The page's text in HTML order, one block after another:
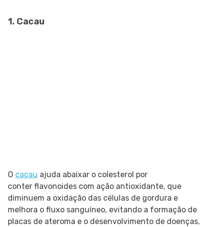
1. Cacau
O cacau ajuda abaixar o colesterol por
conter flavonoides com ação antioxidante, que
diminuem a oxidação das células de gordura e
melhora o fluxo sanguíneo, evitando a formação de
placas de ateroma e o desenvolvimento de doenças,